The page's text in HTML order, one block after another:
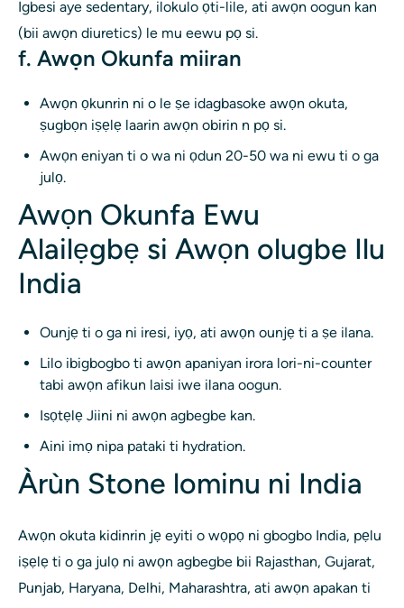
Igbesi aye sedentary, ilokulo ọti-lile, ati awọn oogun kan
(bii awọn diuretics) le mu eewu pọ si.
f. Awọn Okunfa miiran
Awọn ọkunrin ni o le ṣe idagbasoke awọn okuta,
ṣugbọn iṣẹlẹ laarin awọn obirin n pọ si.
Awọn eniyan ti o wa ni ọdun 20-50 wa ni ewu ti o ga
julọ.
Awọn Okunfa Ewu
Alailẹgbẹ si Awọn olugbe Ilu
India
Ounjẹ ti o ga ni iresi, iyọ, ati awọn ounjẹ ti a ṣe ilana.
Lilo ibigbogbo ti awọn apaniyan irora lori-ni-counter
tabi awọn afikun laisi iwe ilana oogun.
Isọtẹlẹ Jiini ni awọn agbegbe kan.
Aini imọ nipa pataki ti hydration.
Àrùn Stone lominu ni India
Awọn okuta kidinrin jẹ eyiti o wọpọ ni gbogbo India, pẹlu
iṣẹlẹ ti o ga julọ ni awọn agbegbe bii Rajasthan, Gujarat,
Punjab, Haryana, Delhi, Maharashtra, ati awọn apakan ti